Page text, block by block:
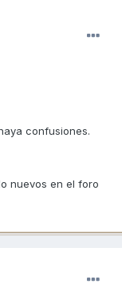
confusiones.
nuevos en el foro